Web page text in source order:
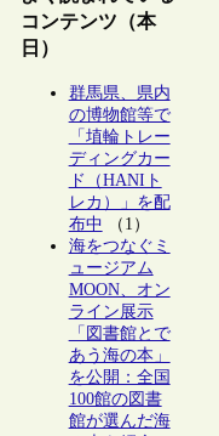
コンテンツ（本
日）
群馬県、県内
の博物館等で
「埴輪トレー
ディングカー
ド（HANIト
レカ）」を配
布中 （1）
海をつなぐミ
ュージアム
MOON、オン
ライン展示
「図書館とで
あう海の本」
を公開：全国
100館の図書
館が選んだ海